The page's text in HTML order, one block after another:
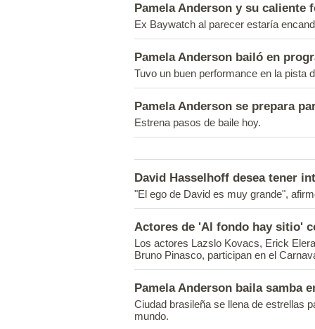
Pamela Anderson y su caliente
Ex Baywatch al parecer estaría
Pamela Anderson bailó en
Tuvo un buen performance en la pista
Pamela Anderson se prepara
Estrena pasos de baile hoy.
David Hasselhoff desea tener
"El ego de David es muy grande",
Actores de 'Al fondo hay sitio'
Los actores Lazslo Kovacs, Erick
Bruno Pinasco, participan en el
Pamela Anderson baila samba
Ciudad brasileña se llena de estrellas
mundo.